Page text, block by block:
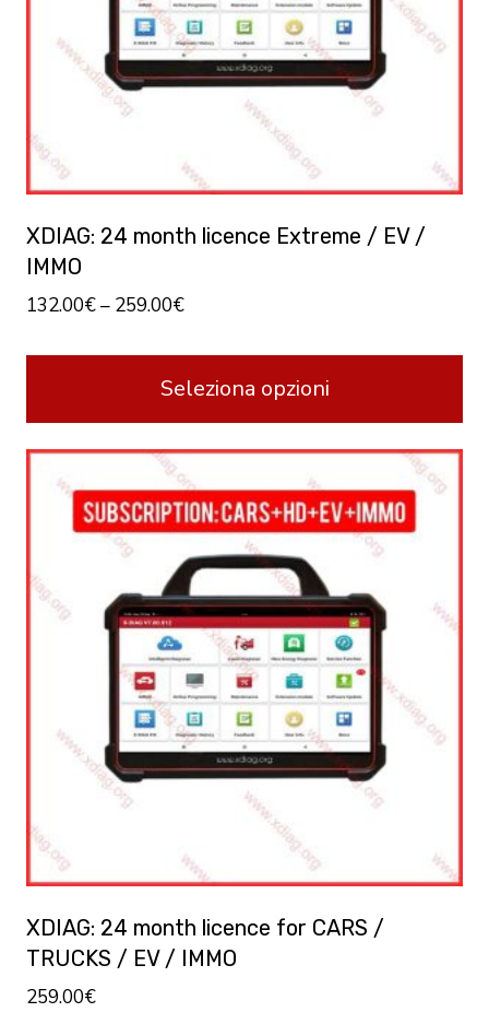
XDIAG: 24 month licence Extreme / EV /
IMMO
132.00€– 259.00€
Seleziona opzioni
prodotto
varianti.
scelte
pagina
del
prodotto
XDIAG: 24 month licence for CARS /
TRUCKS / EV / IMMO
259.00€